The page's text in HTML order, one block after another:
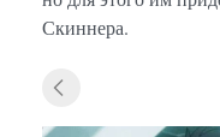
Скиннера.